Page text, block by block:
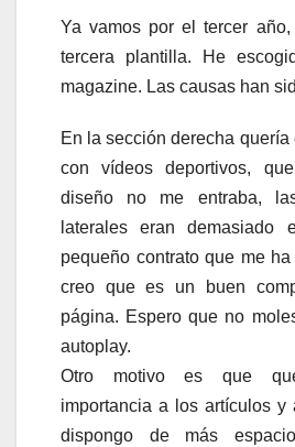
Ya vamos por el tercer
tercera plantilla. He
magazine. Las causas han
En la sección derecha
con vídeos deportivos,
diseño no me entraba,
laterales eran demasiado
pequeño contrato que me
creo que es un buen
página. Espero que no
autoplay.
Otro motivo es que
importancia a los artículos y
dispongo de más